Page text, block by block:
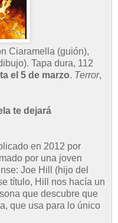
Ciaramella (guión),
Tapa dura, 112
el 5 de marzo. Terror,
te dejará
en 2012 por
por una joven
Joe Hill (hijo del
título, Hill nos hacía un
que descubre que
que usa para lo único